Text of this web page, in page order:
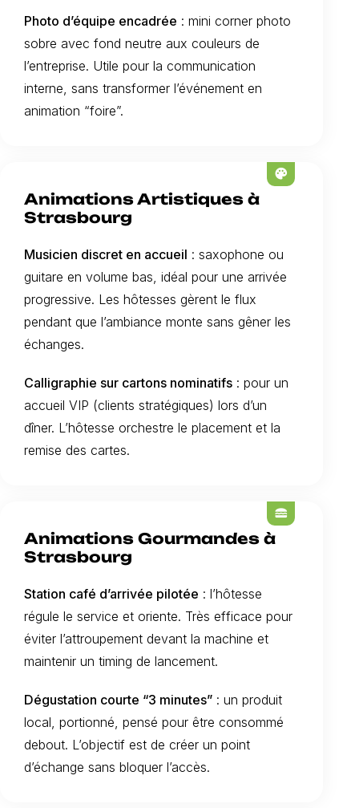
Photo d’équipe encadrée : mini corner photo
sobre avec fond neutre aux couleurs de
l’entreprise. Utile pour la communication
interne, sans transformer l’événement en
animation “foire”.
Animations Artistiques à
Strasbourg
Musicien discret en accueil : saxophone ou
guitare en volume bas, idéal pour une arrivée
progressive. Les hôtesses gèrent le flux
pendant que l’ambiance monte sans gêner les
échanges.
Calligraphie sur cartons nominatifs : pour un
accueil VIP (clients stratégiques) lors d’un
dîner. L’hôtesse orchestre le placement et la
remise des cartes.
palette
Animations Gourmandes à
Strasbourg
Station café d’arrivée pilotée : l’hôtesse
régule le service et oriente. Très efficace pour
éviter l’attroupement devant la machine et
maintenir un timing de lancement.
Dégustation courte “3 minutes” : un produit
local, portionné, pensé pour être consommé
debout. L’objectif est de créer un point
d’échange sans bloquer l’accès.
lunch_dining